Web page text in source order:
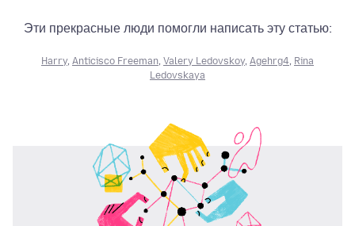
Эти прекрасные люди помогли написать эту статью:
Harry, Anticisco Freeman, Valery Ledovskoy, Agehrg4, Rina
Ledovskaya